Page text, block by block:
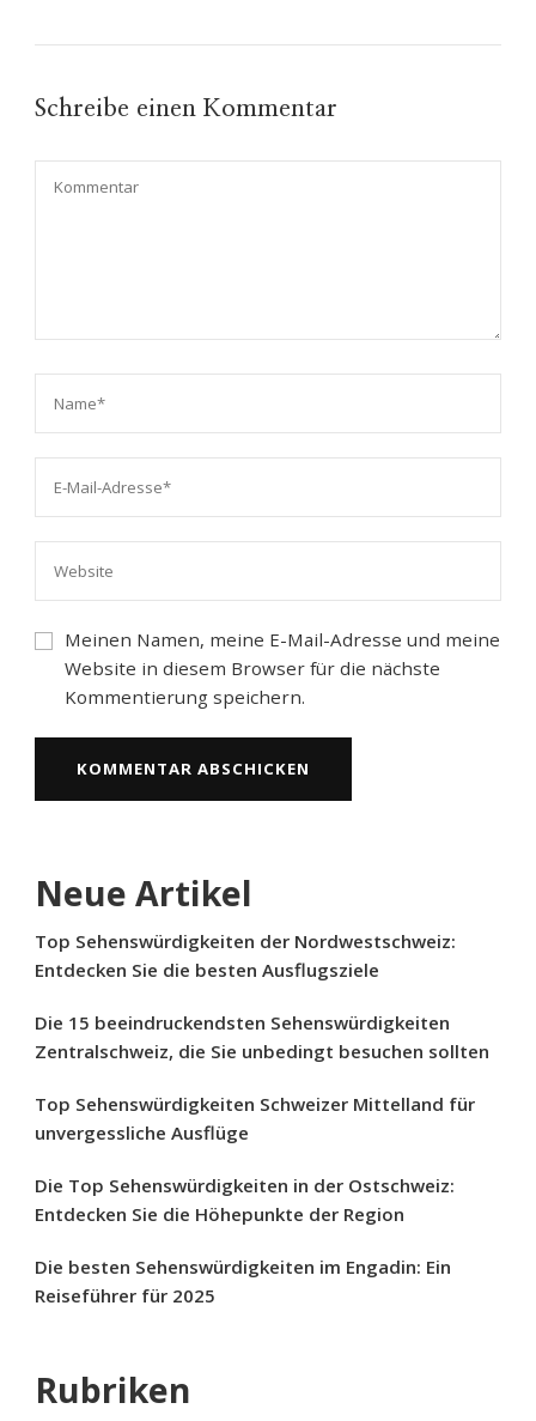
Schreibe einen Kommentar
Meinen Namen, meine E-Mail-Adresse und meine
Website in diesem Browser für die nächste
Kommentierung speichern.
Neue Artikel
Top Sehenswürdigkeiten der Nordwestschweiz:
Entdecken Sie die besten Ausflugsziele
Die 15 beeindruckendsten Sehenswürdigkeiten
Zentralschweiz, die Sie unbedingt besuchen sollten
Top Sehenswürdigkeiten Schweizer Mittelland für
unvergessliche Ausflüge
Die Top Sehenswürdigkeiten in der Ostschweiz:
Entdecken Sie die Höhepunkte der Region
Die besten Sehenswürdigkeiten im Engadin: Ein
Reiseführer für 2025
Rubriken